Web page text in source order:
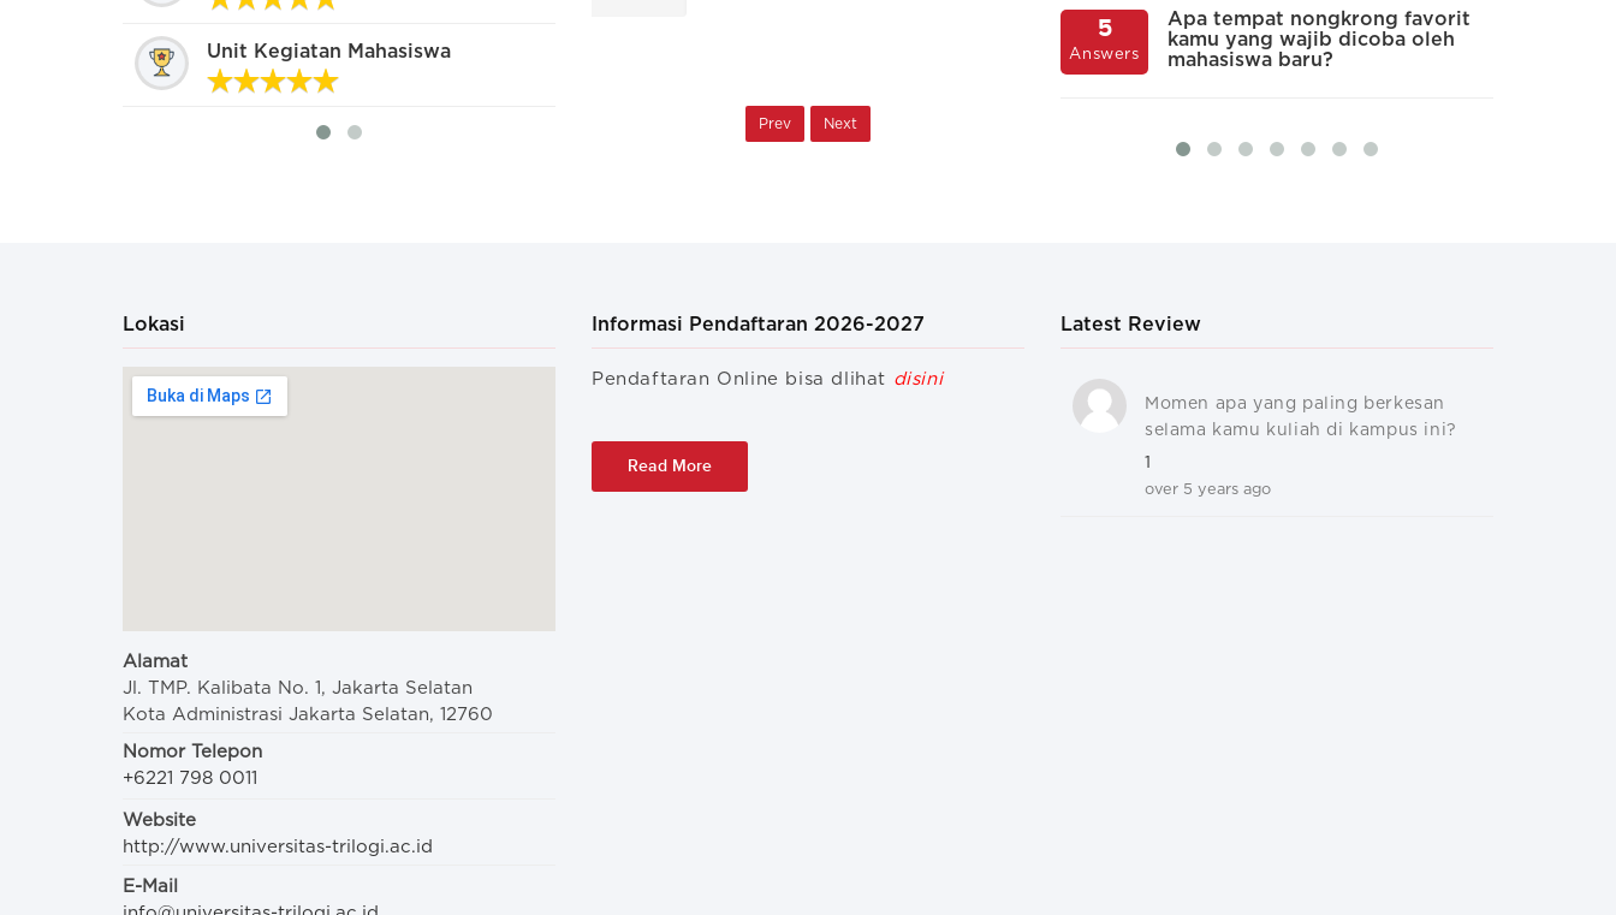
Unit Kegiatan Mahasiswa
Prev Next
5
Answers
Apa tempat nongkrong favorit
kamu yang wajib dicoba oleh
mahasiswa baru?
Lokasi
Alamat
Jl. TMP. Kalibata No. 1, Jakarta Selatan
Kota Administrasi Jakarta Selatan, 12760
Nomor Telepon
+6221 798 0011
Website
http://www.universitas-trilogi.ac.id
E-Mail
Informasi Pendaftaran 2026-2027
Pendaftaran Online bisa dlihat disini
Read More
Latest Review
Momen apa yang paling berkesan
selama kamu kuliah di kampus ini?
1
over 5 years ago